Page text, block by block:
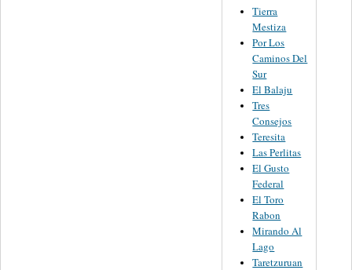
Tierra
Mestiza
Por Los
Caminos Del
Sur
El Balaju
Tres
Consejos
Teresita
Las Perlitas
El Gusto
Federal
El Toro
Rabon
Mirando Al
Lago
Taretzuruan